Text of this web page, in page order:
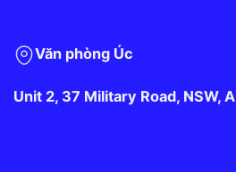
Văn phòng Úc
Unit 2, 37 Military Road, NSW,